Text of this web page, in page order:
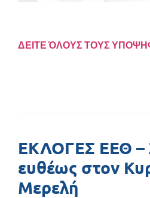
ΔΕΙΤΕ ΌΛΟΥΣ ΤΟΥΣ
ΕΚΛΟΓΕΣ ΕΕΘ –
ευθέως στον
Μερελή